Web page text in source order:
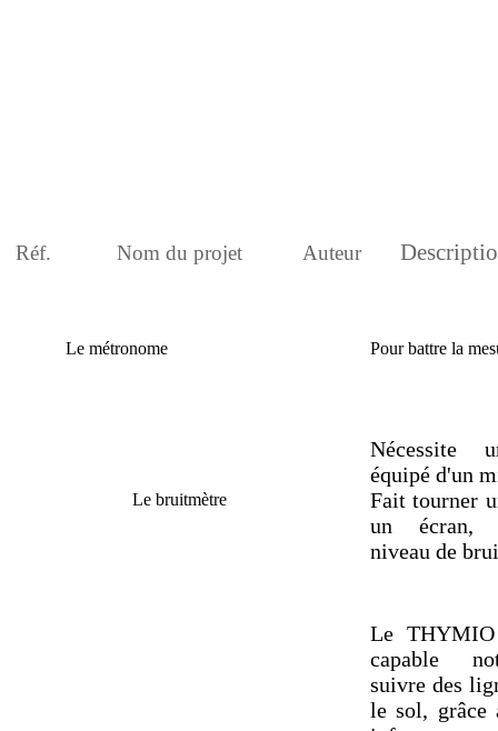
Réf. Nom du projet Auteur
Le métronome Pour battre la
Le bruitmètre
Nécessite
équipé d'un
Fait tourner
un écran,
niveau de
Le
capable
suivre des
le sol, grâce